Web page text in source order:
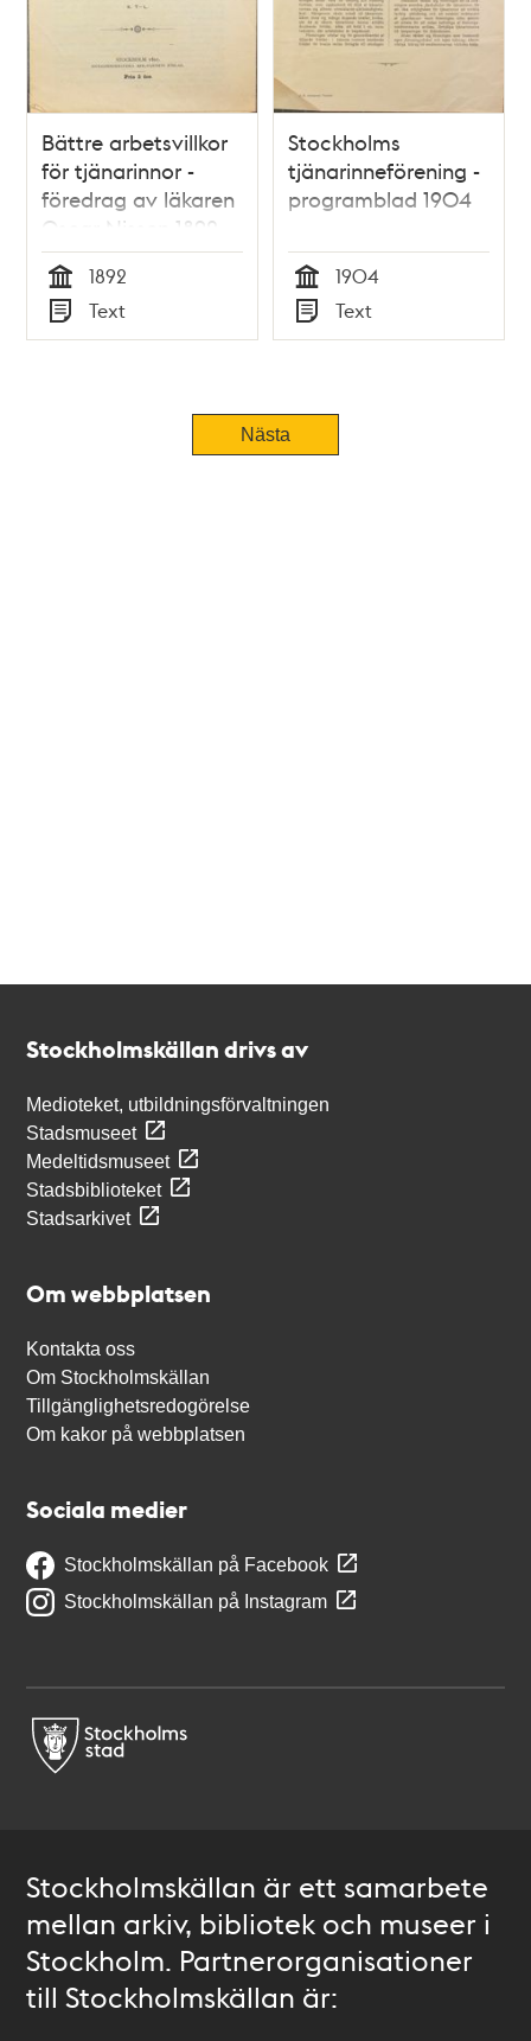
Bättre arbetsvillkor
för tjänarinnor -
föredrag av läkaren
Oscar Nissen 1892
Tid
1892
Typ
Text
Stockholms
tjänarinneförening -
programblad 1904
Tid
1904
Typ
Text
Nästa
Stockholmskällan drivs av
Medioteket, utbildningsförvaltningen
Stadsmuseet
Medeltidsmuseet
Stadsbiblioteket
Stadsarkivet
Om webbplatsen
Kontakta oss
Om Stockholmskällan
Tillgänglighetsredogörelse
Om kakor på webbplatsen
Sociala medier
Stockholmskällan på Facebook
Stockholmskällan på Instagram
Stockholmskällan är ett samarbete
mellan arkiv, bibliotek och museer i
Stockholm. Partnerorganisationer
till Stockholmskällan är: